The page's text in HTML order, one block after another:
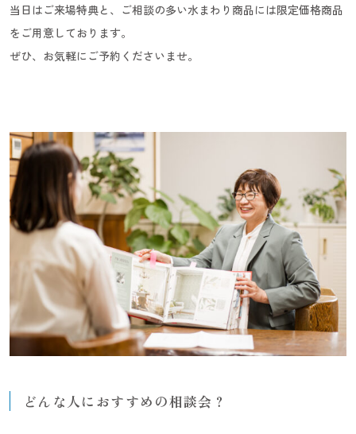
当日はご来場特典と、ご相談の多い水まわり商品には限定価格商品
をご用意しております。
ぜひ、お気軽にご予約くださいませ。
どんな人におすすめの相談会？